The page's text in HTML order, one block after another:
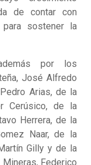
de contar con
para sostener la
por los
José Alfredo
Arias, de la
Cerúsico, de la
Herrera, de la
Naar, de la
Gilly y de la
Federico